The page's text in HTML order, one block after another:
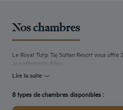
Nos chambres
Le Royal Tulip Taj Sultan Resort vous offre
appartements. Elles...
Lire la suite
8 types de chambres disponibles :